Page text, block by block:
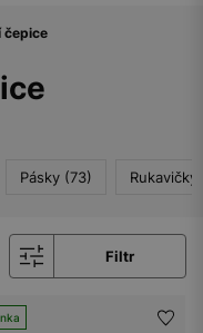
čepice
Pásky (73) Rukavičky
Filtr